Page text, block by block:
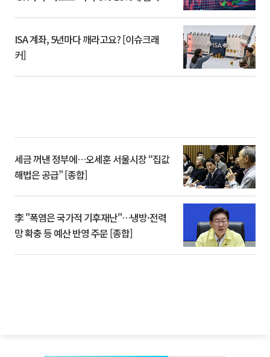
ISA 계좌, 5년마다 깨라고요? [이슈크래
커]
세금 꺼낸 정부에…오세훈 서울시장 “집값
해법은 공급” [종합]
李 "폭염은 국가적 기후재난"…냉방·전력
망 확충 등 예산 반영 주문 [종합]